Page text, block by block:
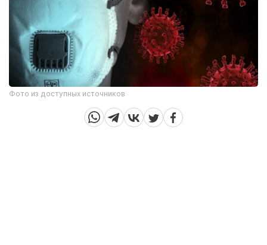
Фото из доступных источников